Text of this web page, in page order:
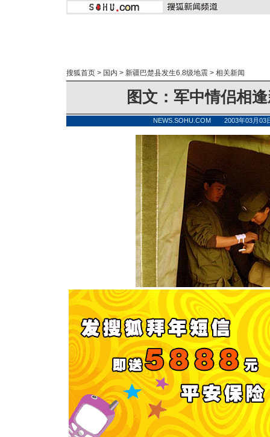
搜狐首页 > 国内 > 新疆巴楚县发生6.8级地震 > 相关新闻
图文：军中情侣相
NEWS.SOHU.COM 2003年03月